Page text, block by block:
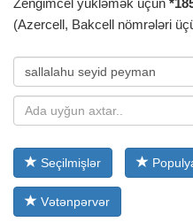
Zengimcel yükləmək üçün
(Azercell, Bakcell nömrələri
Seçilmişlər
Vətənpərvər